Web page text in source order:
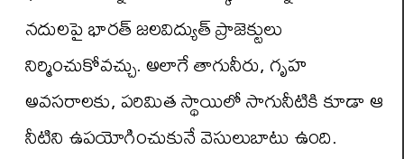
నదులపై భారత్ జలవిద్యుత్ ప్రాజెక్టులు
నిర్మించుకోవచ్చు. అలాగే తాగునీరు, గృహ
అవసరాలకు, పరిమిత స్థాయిలో సాగునీటికి కూడా ఆ
నీటిని ఉపయోగించుకునే వెసులుబాటు ఉంది.